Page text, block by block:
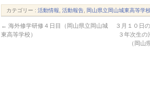
カテゴリー :活動情報 ,活動報告 岡山県立岡山城東高等学
← 海外修学研修４日目（岡山県立岡山城
東高等学校）
３月１０日
３年次生の
（岡山